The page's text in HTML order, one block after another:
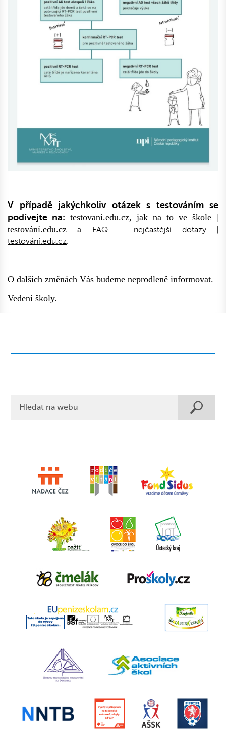
V případě jakýchkoliv otázek s testováním se
podívejte na: testovani.edu.cz, jak na to ve škole |
testování.edu.cz a
FAQ – nejčastější dotazy |
testování.edu.cz.
O dalších změnách Vás budeme neprodleně informovat.
Vedení školy.